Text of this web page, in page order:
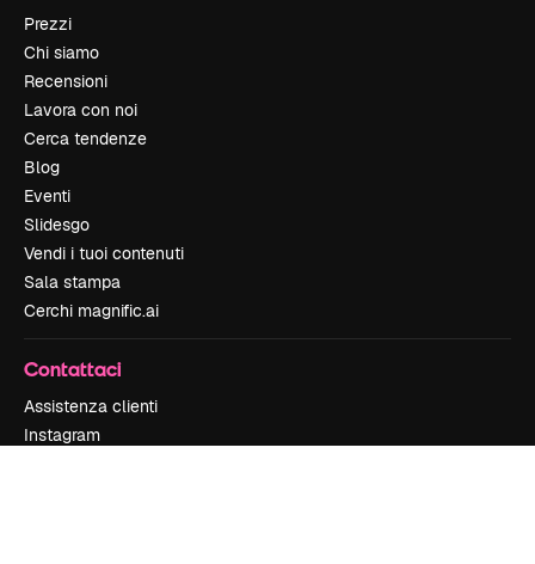
Prezzi
Chi siamo
Recensioni
Lavora con noi
Cerca tendenze
Blog
Eventi
Slidesgo
Vendi i tuoi contenuti
Sala stampa
Cerchi magnific.ai
Contattaci
Assistenza clienti
Instagram